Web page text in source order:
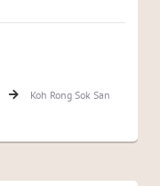
Koh Rong Sok San